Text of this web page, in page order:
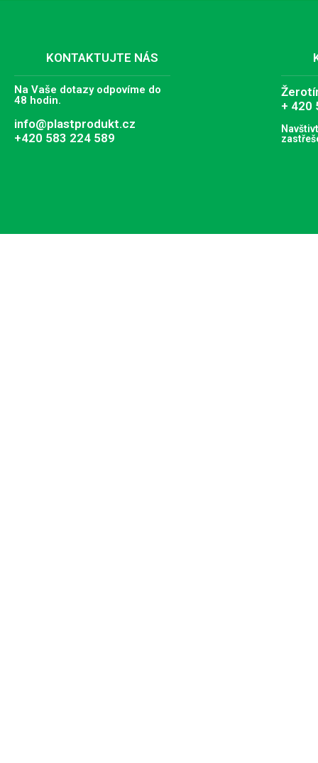
KONTAKTUJTE NÁS
Na Vaše dotazy odpovíme do
48 hodin.
info@plastprodukt.cz
+420 583 224 589
+ 420